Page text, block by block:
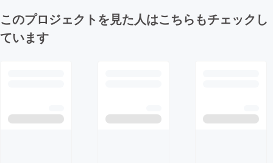
このプロジェクトを見た人はこちらもチェックし
ています